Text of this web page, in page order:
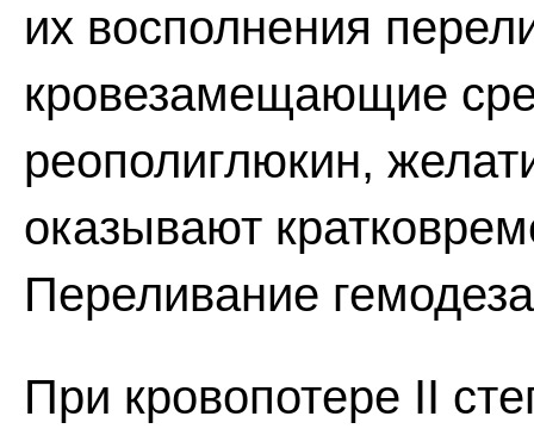
их восполнения
кровезамещающие
реополиглюкин,
оказывают
Переливание
При кровопотере II